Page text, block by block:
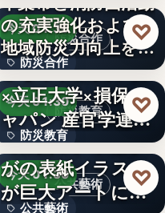
文字
防災合作
今天 01:30
防災合作
1888年
の充実強化および
地域防災力向上を目
指し…
♡
防災教育
今天 01:30
防災教育
文字
しながわ防災学校
×立正大学×損保ジ
ャパン 産官学連携
によ…
♡
公共藝術
今天 01:30
公共藝術
【佐賀市】市報さ
がの表紙イラスト
が巨大アートに！
♡